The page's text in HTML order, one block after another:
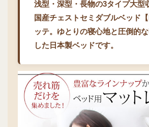
浅型・深型・長物の3タイプ大型
国産チェストセミダブルベッド
ッテ。ゆとりの寝心地と圧倒的
した日本製ベッドです。